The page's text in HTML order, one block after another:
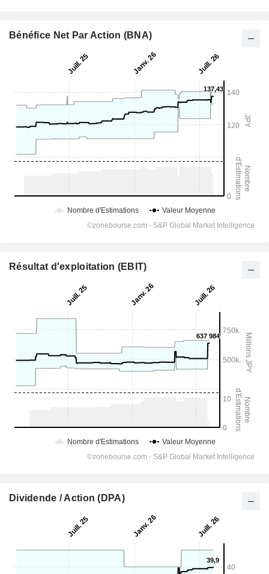
Bénéfice Net Par Action (BNA)
Résultat d'exploitation (EBIT)
Dividende / Action (DPA)